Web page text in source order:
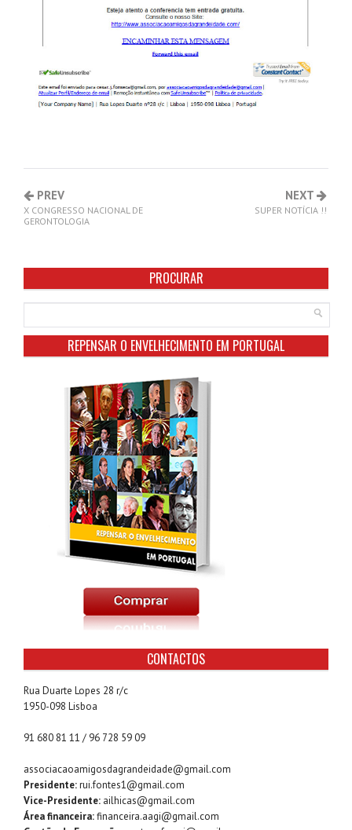
PREV
X CONGRESSO NACIONAL DE
GERONTOLOGIA
NEXT
SUPER NOTÍCIA !!
PROCURAR
REPENSAR O ENVELHECIMENTO EM PORTUGAL
CONTACTOS
Rua Duarte Lopes 28 r/c
1950-098 Lisboa
91 680 81 11 / 96 728 59 09
associacaoamigosdagrandeidade@gmail.com
Presidente:rui.fontes1@gmail.com
Vice-Presidente: ailhicas@gmail.com
Área financeira:financeira.aagi@gmail.com